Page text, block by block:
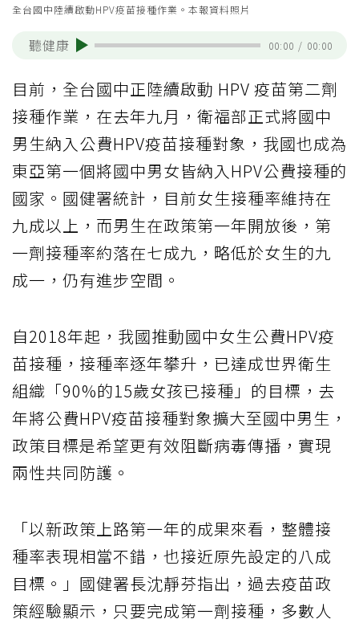
全台國中陸續啟動HPV疫苗接種作業。本報資料照片
聽健康 00:00 / 00:00
目前，全台國中正陸續啟動 HPV 疫苗第二劑
接種作業，在去年九月，衛福部正式將國中
男生納入公費HPV疫苗接種對象，我國也成為
東亞第一個將國中男女皆納入HPV公費接種的
國家。國健署統計，目前女生接種率維持在
九成以上，而男生在政策第一年開放後，第
一劑接種率約落在七成九，略低於女生的九
成一，仍有進步空間。
自2018年起，我國推動國中女生公費HPV疫
苗接種，接種率逐年攀升，已達成世界衛生
組織「90%的15歲女孩已接種」的目標，去
年將公費HPV疫苗接種對象擴大至國中男生，
政策目標是希望更有效阻斷病毒傳播，實現
兩性共同防護。
「以新政策上路第一年的成果來看，整體接
種率表現相當不錯，也接近原先設定的八成
目標。」國健署長沈靜芬指出，過去疫苗政
策經驗顯示，只要完成第一劑接種，多數人